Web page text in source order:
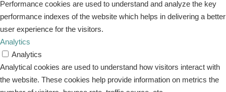
Performance cookies are used to understand and analyze the key
performance indexes of the website which helps in delivering a better
user experience for the visitors.
Analytics
Analytics
Analytical cookies are used to understand how visitors interact with
the website. These cookies help provide information on metrics the